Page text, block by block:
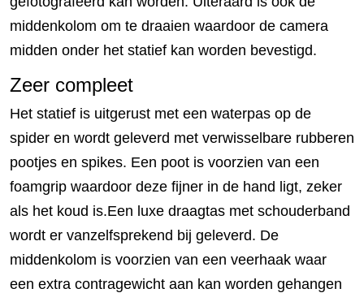
middenkolom om te draaien waardoor de camera
midden onder het statief kan worden bevestigd.
Zeer compleet
Het statief is uitgerust met een waterpas op de
spider en wordt geleverd met verwisselbare rubberen
pootjes en spikes. Een poot is voorzien van een
foamgrip waardoor deze fijner in de hand ligt, zeker
als het koud is.Een luxe draagtas met schouderband
wordt er vanzelfsprekend bij geleverd. De
middenkolom is voorzien van een veerhaak waar
een extra contragewicht aan kan worden gehangen